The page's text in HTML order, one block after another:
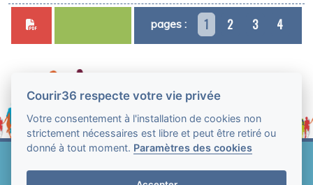
pages : 1 2 3 4
2004-2026
Courir36 respecte votre vie privée
Votre consentement à l'installation de cookies non
strictement nécessaires est libre et peut être retiré ou
donné à tout moment. Paramètres des cookies